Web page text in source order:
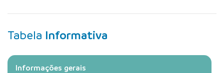
Tabela Informativa
Informações gerais